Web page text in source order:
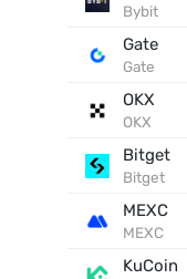
Bybit
Gate
Gate
OKX
OKX
Bitget
Bitget
MEXC
MEXC
KuCoin